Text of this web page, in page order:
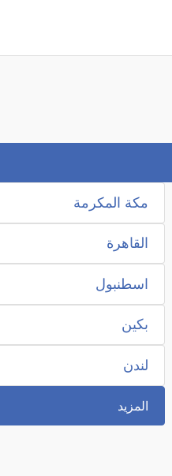
مكة المكرمة
القاهرة
اسطنبول
بكين
لندن
المزيد